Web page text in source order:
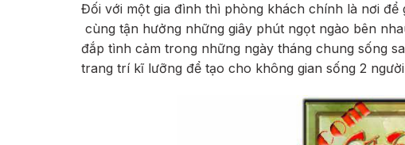
Đối với một gia đình thì phòng khách chính là nơi
cùng tận hưởng những giây phút ngọt ngào bên
đắp tình cảm trong những ngày tháng chung sống
trang trí kĩ lưỡng để tạo cho không gian sống 2